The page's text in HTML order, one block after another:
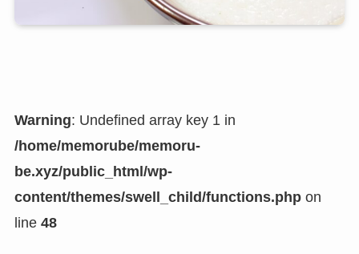
Warning: Undefined array key 1 in
/home/memorube/memoru-
be.xyz/public_html/wp-
content/themes/swell_child/functions.phpon
line 48